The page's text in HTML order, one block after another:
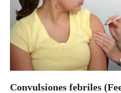
Convulsiones febriles